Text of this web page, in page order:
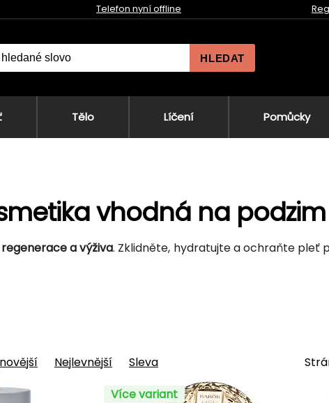
Telefon nyní offline
HLEDAT
Tělo Líčení Pomůcky
vhodná na podzim
a výživa. Zklidněte, hydratujte a ochraňte pleť
Nejlevnější Sleva
Více variant